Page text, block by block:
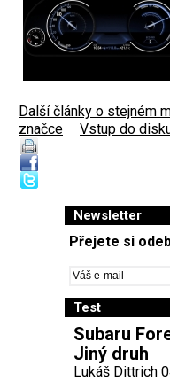
Další články o stejném
značce
Vstup do
Newsletter
Přejete si
Test
Subaru
Jiný druh
Lukáš Dittrich